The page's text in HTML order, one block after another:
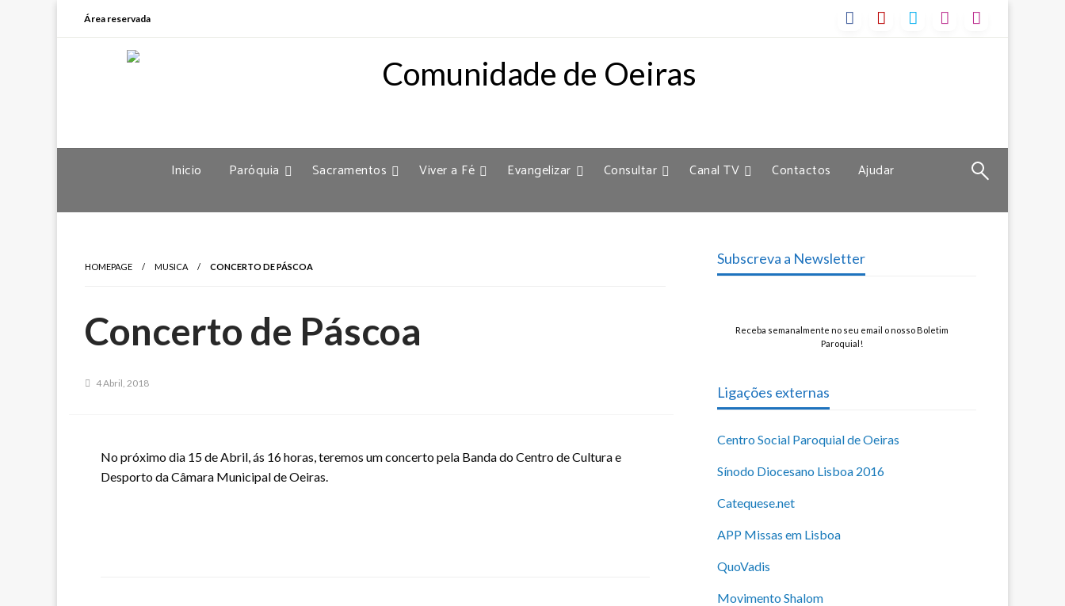
Área reservada
Inicio Paróquia Sacramentos Viver a Fé Evangelizar Consultar Canal TV Contactos Ajudar
HOMEPAGE MUSICA CONCERTO DE PÁSCOA
Concerto de Páscoa
4 Abril, 2018
No próximo dia 15 de Abril, ás 16 horas, teremos um concerto pela Banda do Centro de Cultura e
Desporto da Câmara Municipal de Oeiras.
Subscreva a Newsletter
Receba semanalmente no seu email o nosso Boletim
Paroquial!
Ligações externas
Centro Social Paroquial de Oeiras
Sínodo Diocesano Lisboa 2016
Catequese.net
APP Missas em Lisboa
QuoVadis
Movimento Shalom